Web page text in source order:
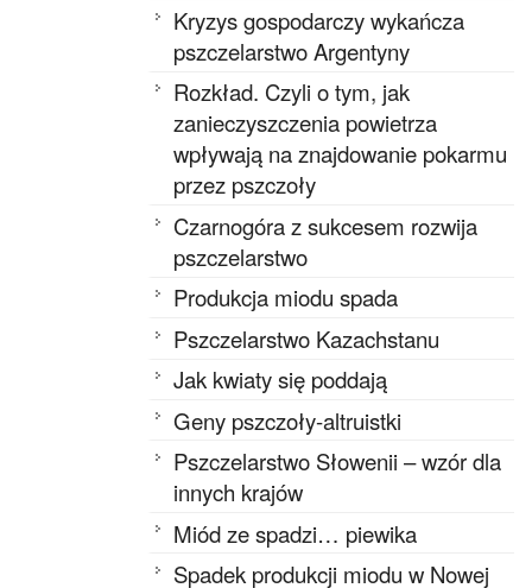
Kryzys gospodarczy wykańcza
pszczelarstwo Argentyny
Rozkład. Czyli o tym, jak
zanieczyszczenia powietrza
wpływają na znajdowanie pokarmu
przez pszczoły
Czarnogóra z sukcesem rozwija
pszczelarstwo
Produkcja miodu spada
Pszczelarstwo Kazachstanu
Jak kwiaty się poddają
Geny pszczoły-altruistki
Pszczelarstwo Słowenii – wzór dla
innych krajów
Miód ze spadzi… piewika
Spadek produkcji miodu w Nowej